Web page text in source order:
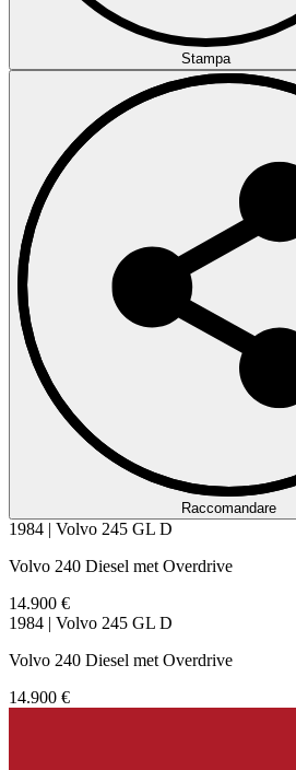
Stampa
Raccomandare
1984 | Volvo 245 GL D
Volvo 240 Diesel met Overdrive
14.900 €
1984 | Volvo 245 GL D
Volvo 240 Diesel met Overdrive
14.900 €